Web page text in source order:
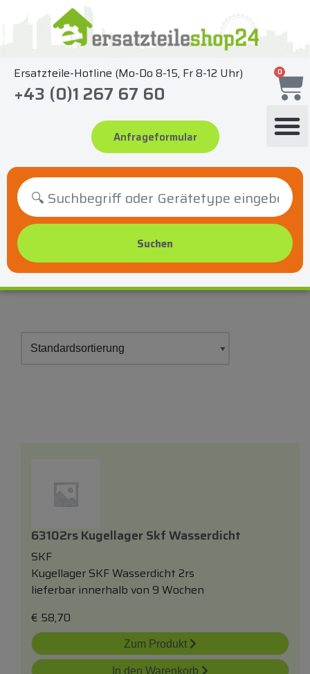
springen
Ersatzteile-Hotline (Mo-Do 8-15, Fr 8-12 Uhr)
+43 (0)1 267 67 60
Anfrageformular
0
63102rs Kugellager Skf Wasserdicht
SKF
Kugellager SKF Wasserdicht 2rs
lieferbar innerhalb von 9 Wochen
€ 58,70
Zum Produkt
In den Warenkorb